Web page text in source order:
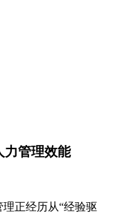
力管理效能
正经历从“经验驱